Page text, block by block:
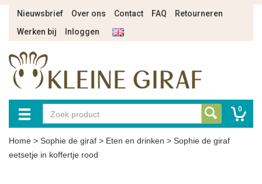
Nieuwsbrief Over ons Contact FAQ
Retourneren
Werken bij
Inloggen
0
Home > Sophie de giraf > Eten en drinken > Sophie de giraf
eetsetje in koffertje rood